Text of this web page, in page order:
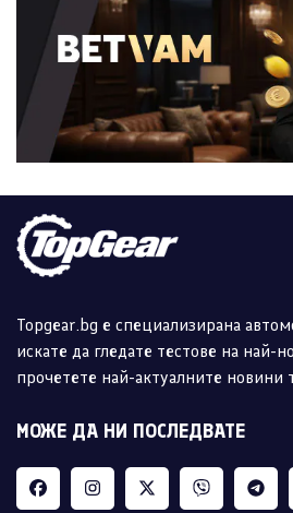
Topgear.bg е специализирана
искате да гледате тестове на най-
прочетете най-актуалните новини
МОЖЕ ДА НИ ПОСЛЕДВАТЕ